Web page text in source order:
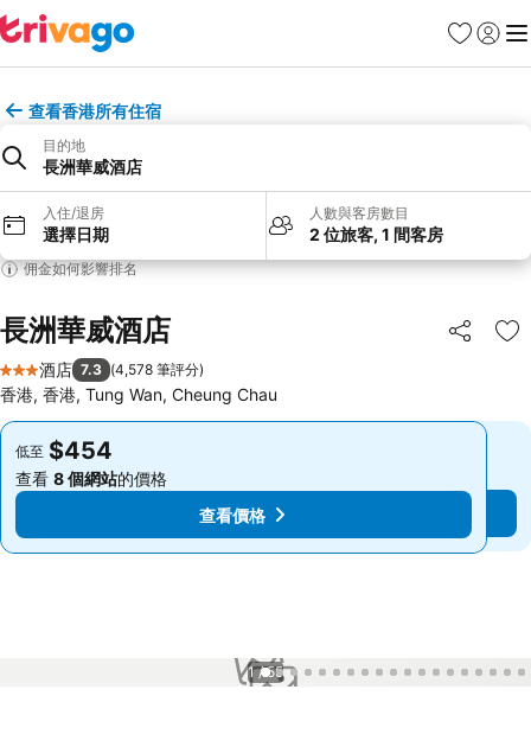
收藏夾
登入 選
查看香港所有住宿
目的地
長洲華威酒店
入住/退房
選擇日期
人數與客房數目
2 位旅客, 1 間客房
佣金如何影響排名
長洲華威酒店 分享
放
3 星級
酒店 7.3 (4,578 筆評分)
香港, 香港, Tung Wan, Cheung Chau
低至 $454
查看 8 個網站的價格
查看價格
低至 $454
查看 8 個網站的價格
查看價格
1 / 55